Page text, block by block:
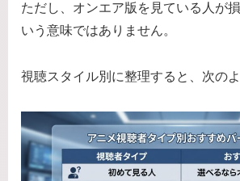
ただし、オンエア版を見ている人が
いう意味ではありません。
視聴スタイル別に整理すると、次の